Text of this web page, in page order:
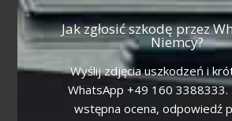
Jak zgłosić szkodę przez
Niemcy?
Wyślij zdjęcia uszkodzeń i
WhatsApp +49 160 3388333.
wstępna ocena, odpowiedź